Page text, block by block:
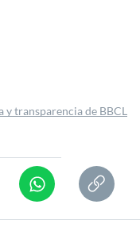
y transparencia de BBCL